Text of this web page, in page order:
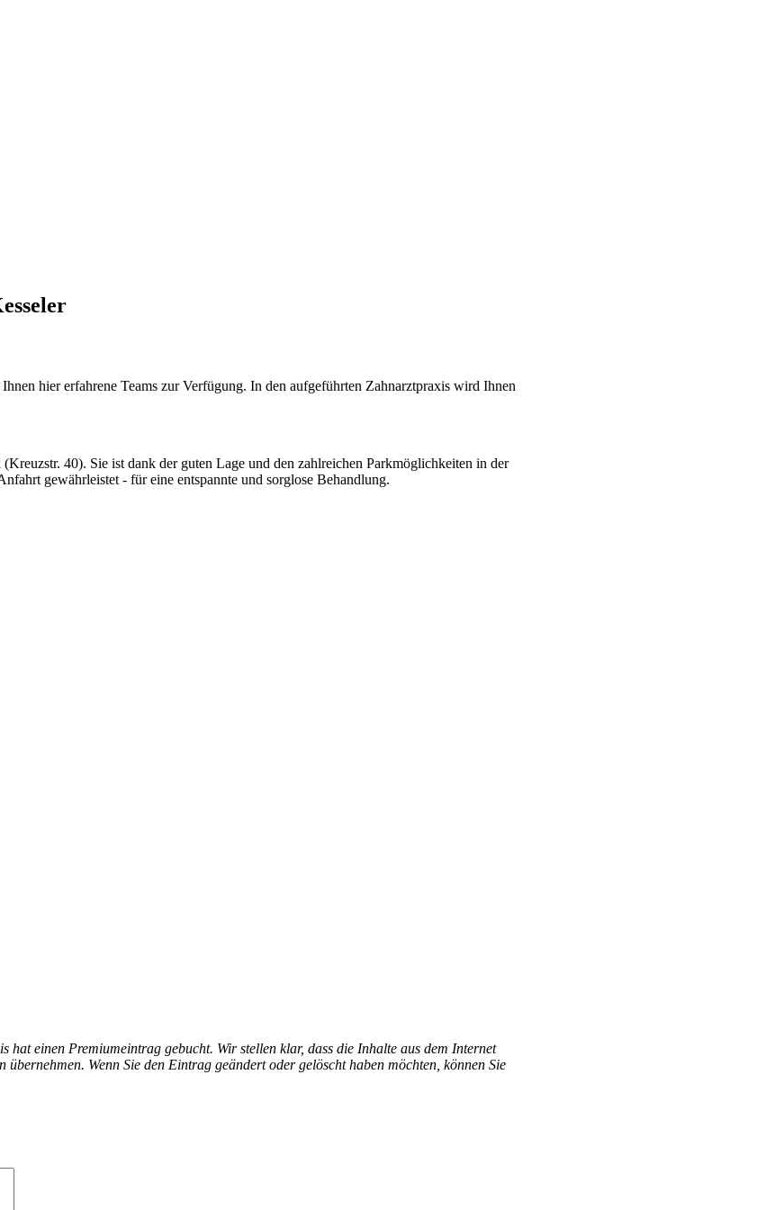
hier erfahrene Teams zur Verfügung. In den aufgeführten Zahnarztpraxis wird Ihnen
40). Sie ist dank der guten Lage und den zahlreichen Parkmöglichkeiten in der
gewährleistet - für eine entspannte und sorglose Behandlung.
einen Premiumeintrag gebucht. Wir stellen klar, dass die Inhalte aus dem Internet
Wenn Sie den Eintrag geändert oder gelöscht haben möchten, können Sie